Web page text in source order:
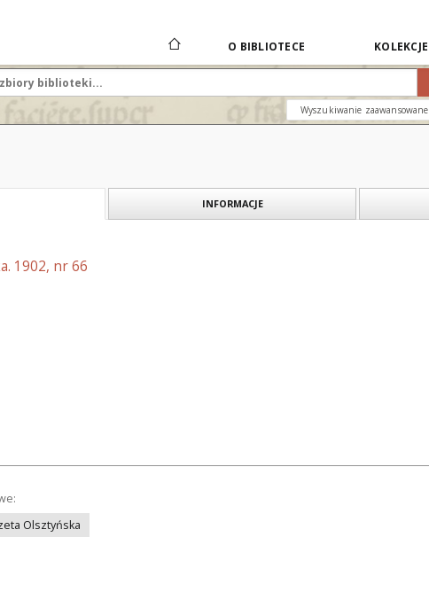
O BIBLIOTECE KOLEKCJE
Wyszukiwanie zaawansowane
INFORMACJE
1902, nr 66
Olsztyńska